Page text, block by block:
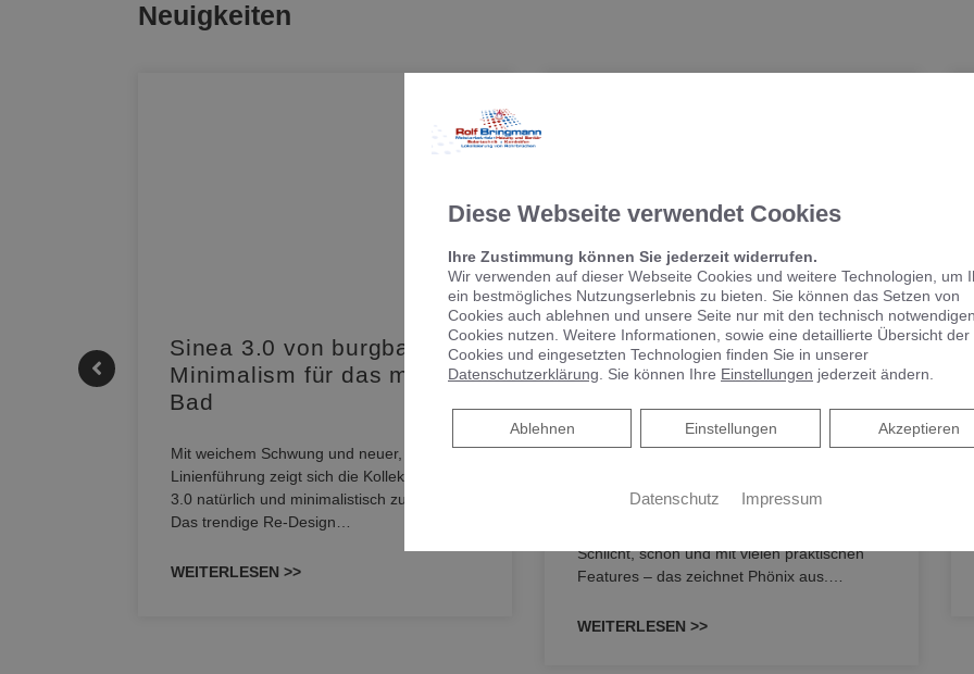
Neuigkeiten
Sinea 3.0 von burgbad: Soft
Minimalism für das moderne
Bad
Mit weichem Schwung und neuer, markanter
Linienführung zeigt sich die Kollektion Sinea
3.0 natürlich und minimalistisch zugleich.
Das trendige Re-Design…
WEITERLESEN >>
KEUCO PHÖNIX –
Spiegelschrank punktet mit
benutzerfreundlicher
Bedienung
Spiegelschrank punktet mit reduziertem
Schlicht, schön und mit vielen praktischen
Features – das zeichnet Phönix aus.…
WEITERLESEN >>
Diese Webseite verwendet Cookies
Ihre Zustimmung können Sie jederzeit widerrufen.
Wir verwenden auf dieser Webseite Cookies und weitere Technologien, um
ein bestmögliches Nutzungserlebnis zu bieten. Sie können das Setzen von
Cookies auch ablehnen und unsere Seite nur mit den technisch notwendigen
Cookies nutzen. Weitere Informationen, sowie eine detaillierte Übersicht der
Cookies und eingesetzten Technologien finden Sie in unserer
Datenschutzerklärung . Sie können Ihre Einstellungen jederzeit ändern.
Akzeptieren
Einstellungen
Ablehnen
Ablehnen
Datenschutz Impressum